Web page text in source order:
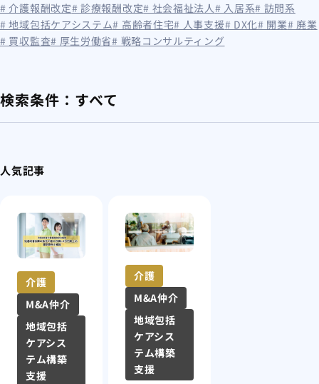
# 介護報酬改定# 診療報酬改定# 社会福祉法人# 入居系# 訪問系
# 地域包括ケアシステム# 高齢者住宅# 人事支援# DX化# 開業# 廃業
# 買収監査# 厚生労働省# 戦略コンサルティング
検索条件： すべて
人気記事
介護
M&A仲介
地域包括
ケアシス
テム構築
支援
介護
M&A仲介
地域包括
ケアシス
テム構築
支援